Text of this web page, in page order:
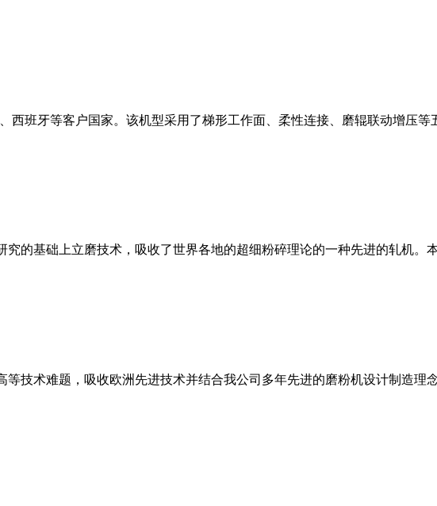
西班牙等客户国家。该机型采用了梯形工作面、柔性连接、磨辊联动增压
的基础上立磨技术，吸收了世界各地的超细粉碎理论的一种先进的轧机。
技术难题，吸收欧洲先进技术并结合我公司多年先进的磨粉机设计制造理